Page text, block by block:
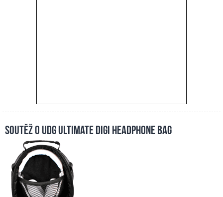
Soutěž o UDG Ultimate DIGI Headphone Bag